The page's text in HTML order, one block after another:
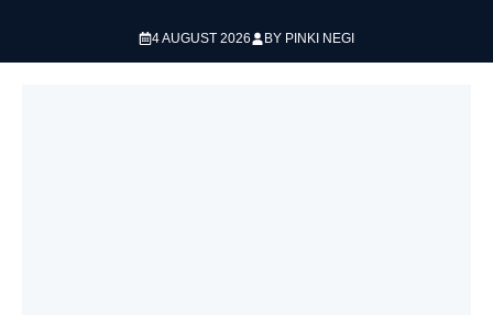
4 AUGUST 2026 BY PINKI NEGI